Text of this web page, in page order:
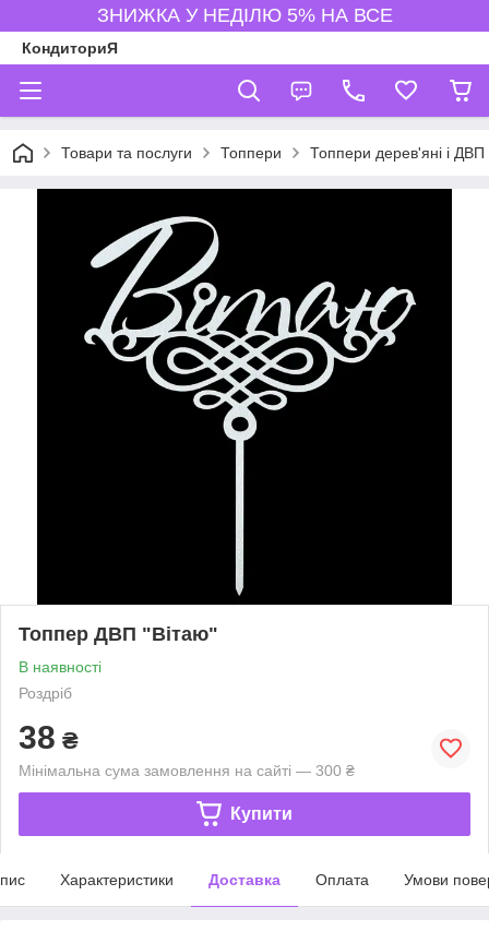
ЗНИЖКА У НЕДІЛЮ 5% НА ВСЕ
КондиториЯ
Товари та послуги Топпери Топпери дерев'яні і ДВП
Топпер ДВП "Вітаю"
В наявності
Роздріб
38 ₴
Мінімальна сума замовлення на сайті — 300 ₴
Купити
Характеристики Доставка Оплата Умови